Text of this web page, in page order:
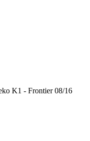
K1 - Frontier 08/16